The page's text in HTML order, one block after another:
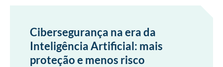
Cibersegurança na era da
Inteligência Artificial: mais
proteção e menos risco